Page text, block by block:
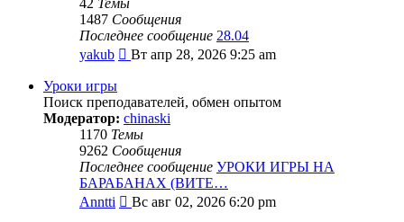
42 Темы
1487 Сообщения
Последнее сообщение 28.04
yakub
Перейти
сообщению
Вт апр 28, 2026 9:25 am
Уроки игры
Поиск преподавателей, обмен опытом
Модератор: chinaski
1170 Темы
9262 Сообщения
Последнее сообщение УРОКИ ИГРЫ НА
БАРАБАНАХ (ВИТЕ…
Anntti
Перейти
Вс авг 02, 2026 6:20 pm